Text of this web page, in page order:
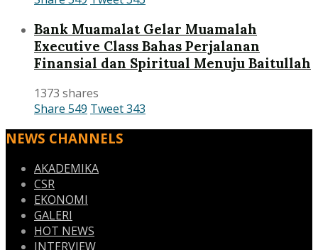
Bank Muamalat Gelar Muamalah
Executive Class Bahas Perjalanan
Finansial dan Spiritual Menuju Baitullah
1373 shares
Share 549 Tweet343
NEWS CHANNELS
AKADEMIKA
CSR
EKONOMI
GALERI
HOT NEWS
INTERVIEW